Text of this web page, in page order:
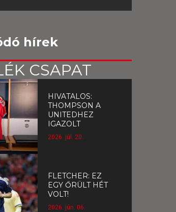
hírek
CSAPAT
HIVATALOS:
THOMPSON A
UNITEDHEZ
IGAZOLT
2026. júl. 20.
FLETCHER: EZ
EGY ŐRÜLT HÉT
VOLT!
2026. jún. 06.